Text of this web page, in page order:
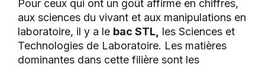
Pour ceux qui ont un goût affirmé en chiffres,
aux sciences du vivant et aux manipulations en
laboratoire, il y a le bac STL, les Sciences et
Technologies de Laboratoire. Les matières
dominantes dans cette filière sont les